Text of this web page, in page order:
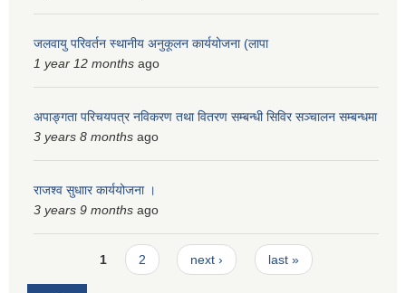
जलवायु परिवर्तन स्थानीय अनुकूलन कार्ययोजना (लापा
1 year 12 months ago
अपाङ्गता परिचयपत्र नविकरण तथा वितरण सम्बन्धी सिविर सञ्चालन सम्बन्धमा
3 years 8 months ago
राजश्व सुधाार कार्ययोजना ।
3 years 9 months ago
Pages1 2 next › last »